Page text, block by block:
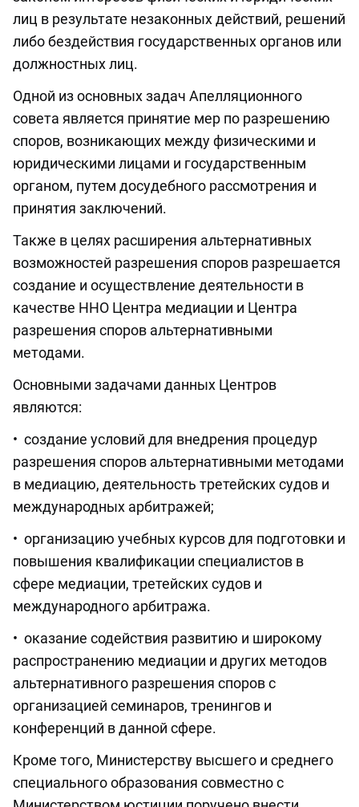
лиц в результате незаконных действий, решений
либо бездействия государственных органов или
должностных лиц.
Одной из основных задач Апелляционного
совета является принятие мер по разрешению
споров, возникающих между физическими и
юридическими лицами и государственным
органом, путем досудебного рассмотрения и
принятия заключений.
Также в целях расширения альтернативных
возможностей разрешения споров разрешается
создание и осуществление деятельности в
качестве ННО Центра медиации и Центра
разрешения споров альтернативными
методами.
Основными задачами данных Центров
являются:
• создание условий для внедрения процедур
разрешения споров альтернативными методами
в медиацию, деятельность третейских судов и
международных арбитражей;
• организацию учебных курсов для подготовки и
повышения квалификации специалистов в
сфере медиации, третейских судов и
международного арбитража.
• оказание содействия развитию и широкому
распространению медиации и других методов
альтернативного разрешения споров с
организацией семинаров, тренингов и
конференций в данной сфере.
Кроме того, Министерству высшего и среднего
специального образования совместно с